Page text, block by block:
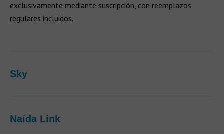
exclusivamente mediante suscripción, con reemplazos
regulares incluidos.
Sky
Naída Link